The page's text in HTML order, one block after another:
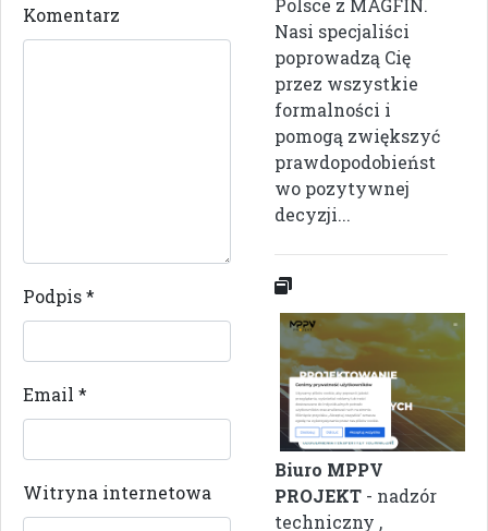
Komentarz
Podpis*
Email *
Witryna internetowa
Polsce z MAGFIN.
Nasi specjaliści
poprowadzą Cię
przez wszystkie
formalności i
pomogą zwiększyć
prawdopodobieńst
wo pozytywnej
decyzji...
Biuro MPPV
PROJEKT - nadzór
techniczny ,